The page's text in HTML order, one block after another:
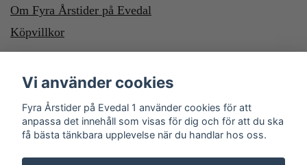
Om Fyra Årstider på Evedal
Köpvillkor
BETALA MED SWISH, SWISHA DU TILL NUMMER 1232700987
Vi använder cookies
Fyra Årstider på Evedal 1 använder cookies för att
anpassa det innehåll som visas för dig och för att du ska
få bästa tänkbara upplevelse när du handlar hos oss.